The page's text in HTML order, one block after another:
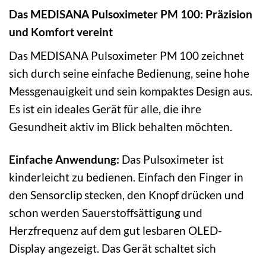
Das MEDISANA Pulsoximeter PM 100: Präzision
und Komfort vereint
Das MEDISANA Pulsoximeter PM 100 zeichnet
sich durch seine einfache Bedienung, seine hohe
Messgenauigkeit und sein kompaktes Design aus.
Es ist ein ideales Gerät für alle, die ihre
Gesundheit aktiv im Blick behalten möchten.
Einfache Anwendung: Das Pulsoximeter ist
kinderleicht zu bedienen. Einfach den Finger in
den Sensorclip stecken, den Knopf drücken und
schon werden Sauerstoffsättigung und
Herzfrequenz auf dem gut lesbaren OLED-
Display angezeigt. Das Gerät schaltet sich